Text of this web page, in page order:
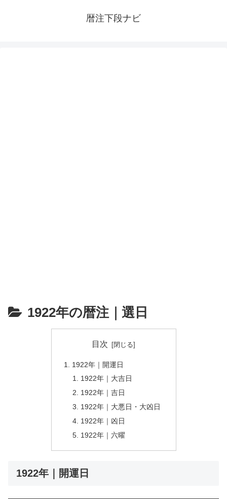
暦注下段ナビ
1922年の暦注｜選日
目次
1922年｜開運日
1922年｜大吉日
1922年｜吉日
1922年｜大悪日・大凶日
1922年｜凶日
1922年｜六曜
1922年｜開運日